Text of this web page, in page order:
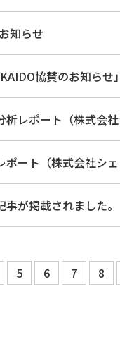
知らせ
協賛のお知ら
レポート（株式会
ート（株式会社シ
が掲載されました。
5 6 7 8